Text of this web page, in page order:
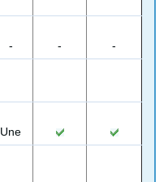
- - -
Une